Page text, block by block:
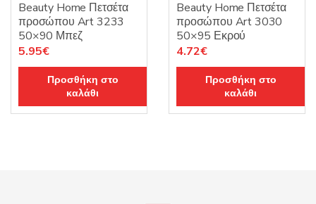
Beauty Home Πετσέτα
προσώπου Art 3233
50×90 Μπεζ
Original
price
5.95€Η
τρέχουσα
τιμή
είναι:
5.95€.
Προσθήκη στο
καλάθι
Beauty Home Πετσέτα
προσώπου Art 3030
50×95 Εκρού
Original
price
4.72€Η
τρέχουσα
τιμή
είναι:
4.72€.
Προσθήκη στο
καλάθι